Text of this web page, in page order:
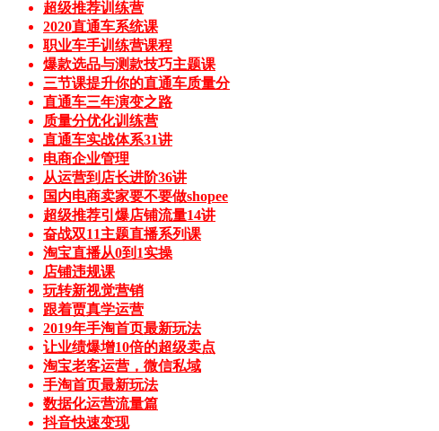
超级推荐训练营
2020直通车系统课
职业车手训练营课程
爆款选品与测款技巧主题课
三节课提升你的直通车质量分
直通车三年演变之路
质量分优化训练营
直通车实战体系31讲
电商企业管理
从运营到店长进阶36讲
国内电商卖家要不要做shopee
超级推荐引爆店铺流量14讲
奋战双11主题直播系列课
淘宝直播从0到1实操
店铺违规课
玩转新视觉营销
跟着贾真学运营
2019年手淘首页最新玩法
让业绩爆增10倍的超级卖点
淘宝老客运营，微信私域
手淘首页最新玩法
数据化运营流量篇
抖音快速变现